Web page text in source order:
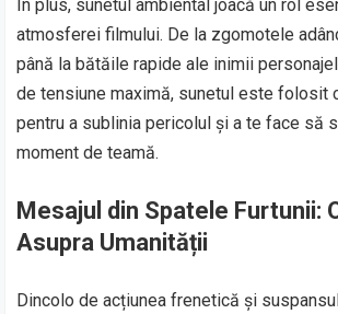
În plus, sunetul ambiental joacă un rol
atmosferei filmului. De la zgomotele
până la bătăile rapide ale inimii
de tensiune maximă, sunetul este folosit
pentru a sublinia pericolul și a te face să
moment de teamă.
Mesajul din Spatele Furtunii:
Asupra Umanității
Dincolo de acțiunea frenetică și